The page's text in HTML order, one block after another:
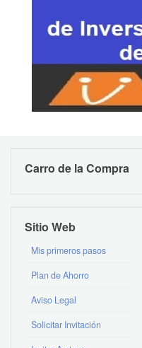
Carro de la Compra
Sitio Web
Mis primeros pasos
Plan de Ahorro
Aviso Legal
Solicitar Invitación